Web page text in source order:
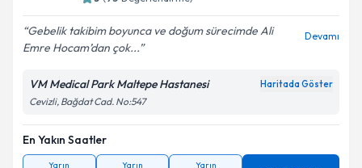
( Değerlendirme)
Gebelik takibim boyunca ve doğum sürecimde Ali
Emre Hocam’dan çok...
VM Medical Park Maltepe Hastanesi
Cevizli, Bağdat Cad. No:547
En Yakın Saatler